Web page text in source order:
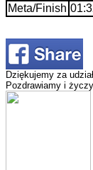
Meta/Finish
Dziękujemy za
Pozdrawiamy i